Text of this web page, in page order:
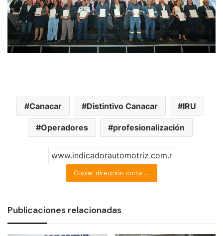
Canacar Distintivo Canacar IRU
Operadores profesionalización
Copiar dirección corta ...
Publicaciones relacionadas